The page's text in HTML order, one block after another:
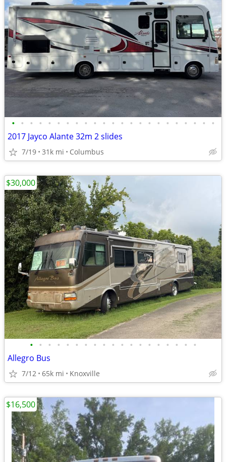
• • • • • • • • • • • • • • • • • • • • • • •
2017 Jayco Alante 32m 2 slides
7/19 31k mi Columbus
• • • • • • • • • • • • • • • • • • •
Allegro Bus
7/12 65k mi Knoxville
$30,000
$16,500